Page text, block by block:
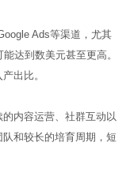
Ads等渠道，尤其
达到数美元甚至更高。
出比。
内容运营、社群互动以
和较长的培育周期，短